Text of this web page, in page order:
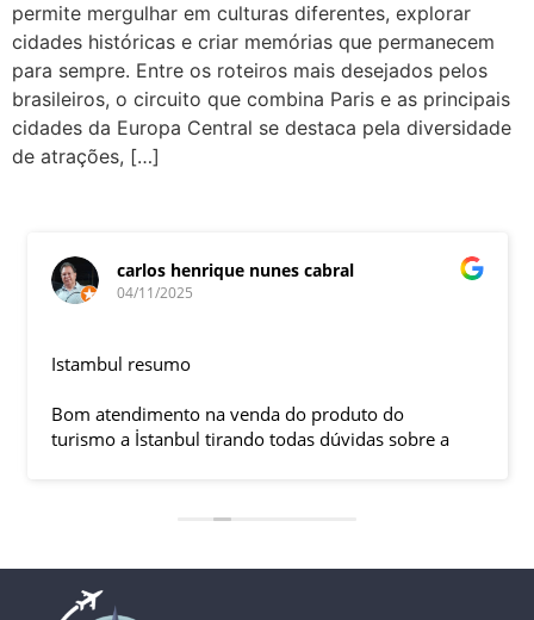
permite mergulhar em culturas diferentes, explorar
cidades históricas e criar memórias que permanecem
para sempre. Entre os roteiros mais desejados pelos
brasileiros, o circuito que combina Paris e as principais
cidades da Europa Central se destaca pela diversidade
de atrações, […]
carlos henrique nunes cabral
04/11/2025
Istambul resumo
Bom atendimento na venda do produto do
turismo a İstanbul tirando todas dúvidas sobre a
ficaram em SP trabalhando. A associação dessa
LÍDER, garantiu o sucesso da viagem que foi, lá, em
grupo formado por brasileiros e com guia Turco, Sr
Ali Faik, falando um português impecável e foi